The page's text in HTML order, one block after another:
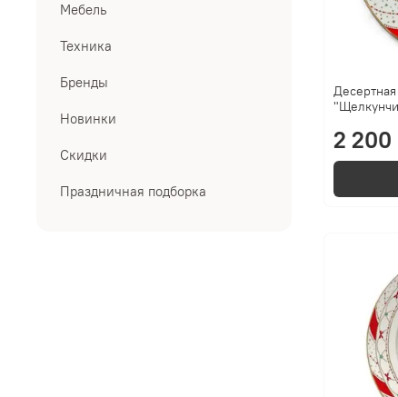
2 200
Мебель
Техника
Бренды
Новинки
Скидки
Праздничная подборка